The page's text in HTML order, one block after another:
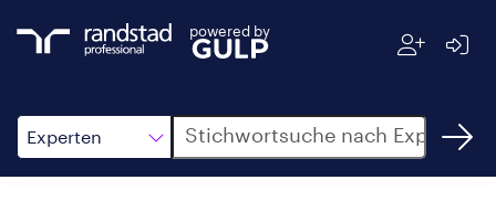
powered by
Experten
Suche